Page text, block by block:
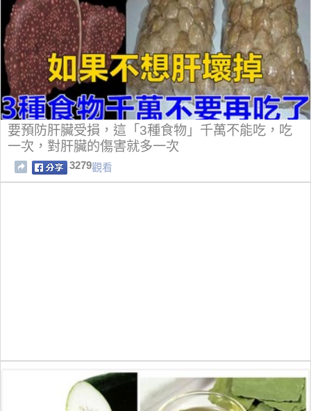
要預防肝臟受損，這「3種食物」千萬不能吃，吃
一次，對肝臟的傷害就多一次
3279觀看